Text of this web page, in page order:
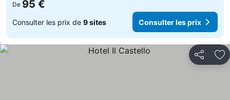
De 95 €
Consulter les prix de 9 sites Consulter les prix
Partager